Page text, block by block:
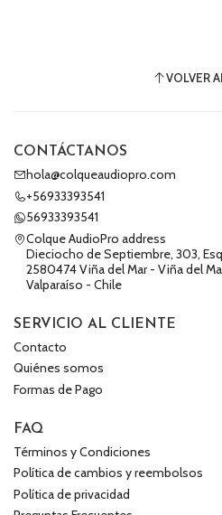
VOLVER
CONTÁCTANOS
hola@colqueaudiopro.com
+56933393541
56933393541
Colque AudioPro address
Dieciocho de Septiembre, 303,
2580474 Viña del Mar - Viña del
Valparaíso - Chile
SERVICIO AL CLIENTE
Contacto
Quiénes somos
Formas de Pago
FAQ
Términos y Condiciones
Política de cambios y reembolsos
Política de privacidad